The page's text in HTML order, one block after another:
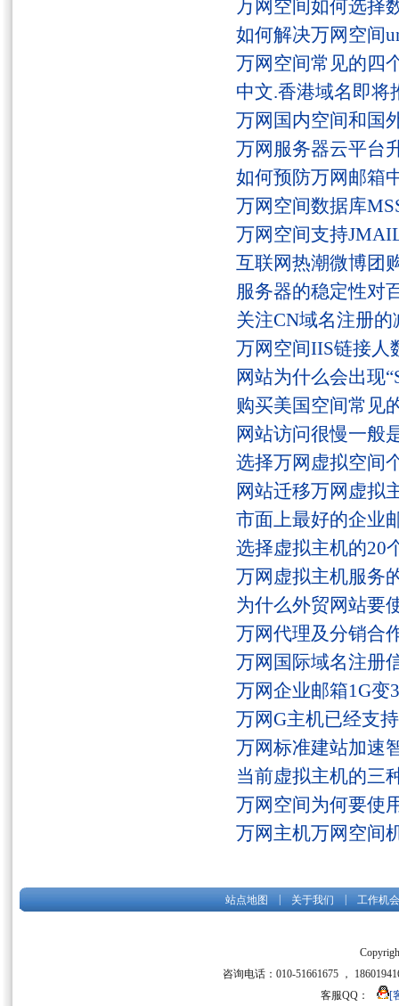
万网空间如何选择
如何解决万网空间
万网空间常见的四
中文.香港域名即将
万网国内空间和国
万网服务器云平台
如何预防万网邮箱
万网空间数据库
万网空间支持
互联网热潮微博团
服务器的稳定性对
关注CN域名注册
万网空间IIS链接人
网站为什么会出现
购买美国空间常见
网站访问很慢一般
选择万网虚拟空间
网站迁移万网虚拟
市面上最好的企业
选择虚拟主机的20
万网虚拟主机服务
为什么外贸网站要
万网代理及分销合
万网国际域名注册
万网企业邮箱1G变
万网G主机已经支
万网标准建站加速
当前虚拟主机的三
万网空间为何要使
万网主机万网空间
站点地图 关于我们 工作机会
咨询电话：010-51661675 ，
客服QQ：
[